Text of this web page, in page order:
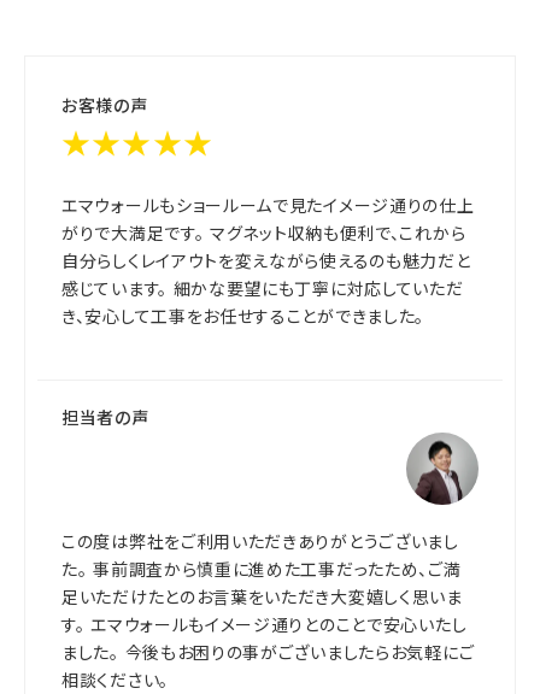
お客様の声
★★★★★
エマウォールもショールームで見たイメージ通りの仕上
がりで大満足です。 マグネット収納も便利で、これから
自分らしくレイアウトを変えながら使えるのも魅力だと
感じています。 細かな要望にも丁寧に対応していただ
き、安心して工事をお任せすることができました。
担当者の声
この度は弊社をご利用いただきありがとうございまし
た。 事前調査から慎重に進めた工事だったため、ご満
足いただけたとのお言葉をいただき大変嬉しく思いま
す。 エマウォールもイメージ通りとのことで安心いたし
ました。 今後もお困りの事がございましたらお気軽にご
相談ください。